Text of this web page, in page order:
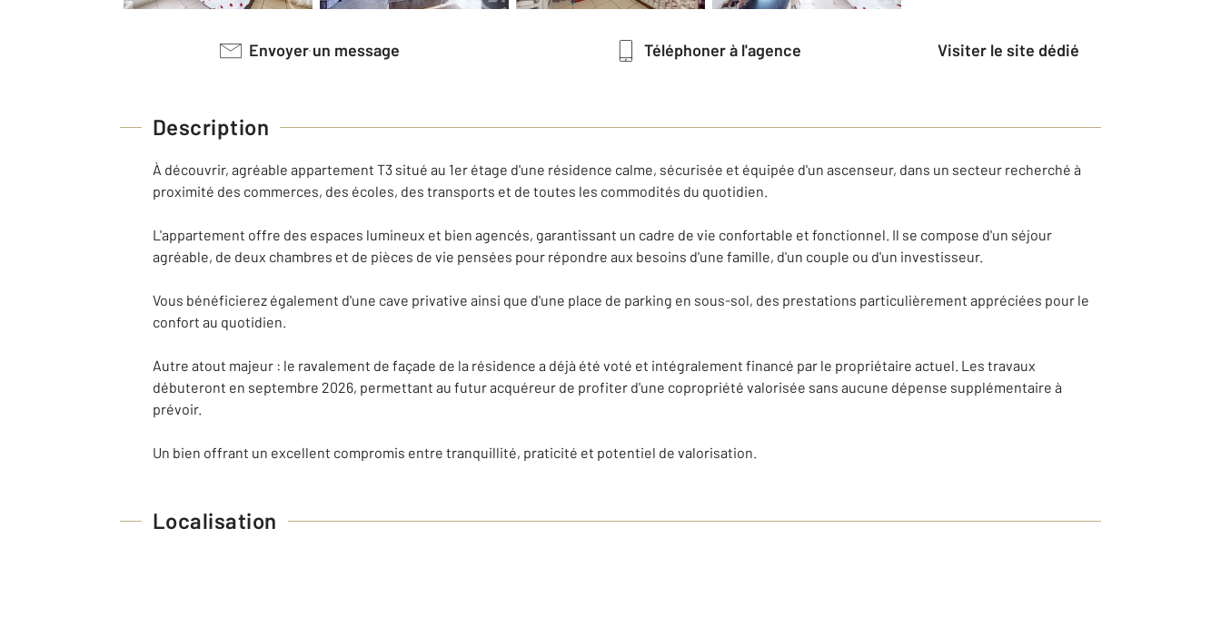
Envoyer un message Téléphoner à l'agence Visiter le site dédié
Description
À découvrir, agréable appartement T3 situé au 1er étage d'une résidence calme, sécurisée et équipée d'un ascenseur, dans un secteur recherché à
proximité des commerces, des écoles, des transports et de toutes les commodités du quotidien.
L'appartement offre des espaces lumineux et bien agencés, garantissant un cadre de vie confortable et fonctionnel. Il se compose d'un séjour
agréable, de deux chambres et de pièces de vie pensées pour répondre aux besoins d'une famille, d'un couple ou d'un investisseur.
Vous bénéficierez également d'une cave privative ainsi que d'une place de parking en sous-sol, des prestations particulièrement appréciées pour le
confort au quotidien.
Autre atout majeur : le ravalement de façade de la résidence a déjà été voté et intégralement financé par le propriétaire actuel. Les travaux
débuteront en septembre 2026, permettant au futur acquéreur de profiter d'une copropriété valorisée sans aucune dépense supplémentaire à
prévoir.
Un bien offrant un excellent compromis entre tranquillité, praticité et potentiel de valorisation.
Localisation